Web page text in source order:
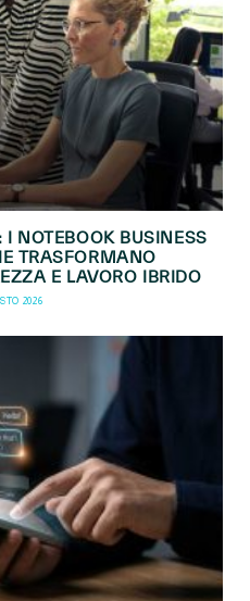
NOTEBOOK BUSINESS
TRASFORMANO
E LAVORO IBRIDO
2026